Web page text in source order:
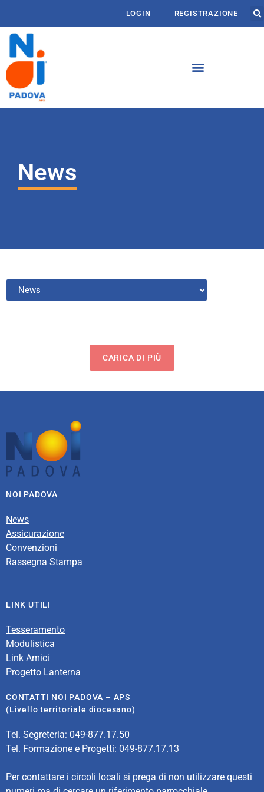
LOGIN REGISTRAZIONE
News
CARICA DI PIÙ
NOI PADOVA
News
Assicurazione
Convenzioni
Rassegna Stampa
LINK UTILI
Tesseramento
Modulistica
Link Amici
Progetto Lanterna
CONTATTI NOI PADOVA – APS
(Livello territoriale diocesano)
Tel. Segreteria: 049-877.17.50
Tel. Formazione e Progetti: 049-877.17.13
Per contattare i circoli locali si prega di non utilizzare questi